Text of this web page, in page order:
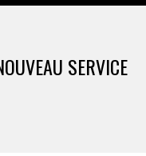
SERVICE